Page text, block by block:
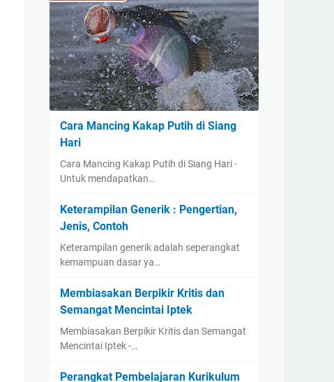
Cara Mancing Kakap Putih di Siang
Hari
Cara Mancing Kakap Putih di Siang Hari -
Untuk mendapatkan…
Keterampilan Generik : Pengertian,
Jenis, Contoh
Keterampilan generik adalah seperangkat
kemampuan dasar ya…
Membiasakan Berpikir Kritis dan
Semangat Mencintai Iptek
Membiasakan Berpikir Kritis dan Semangat
Mencintai Iptek -…
Perangkat Pembelajaran Kurikulum